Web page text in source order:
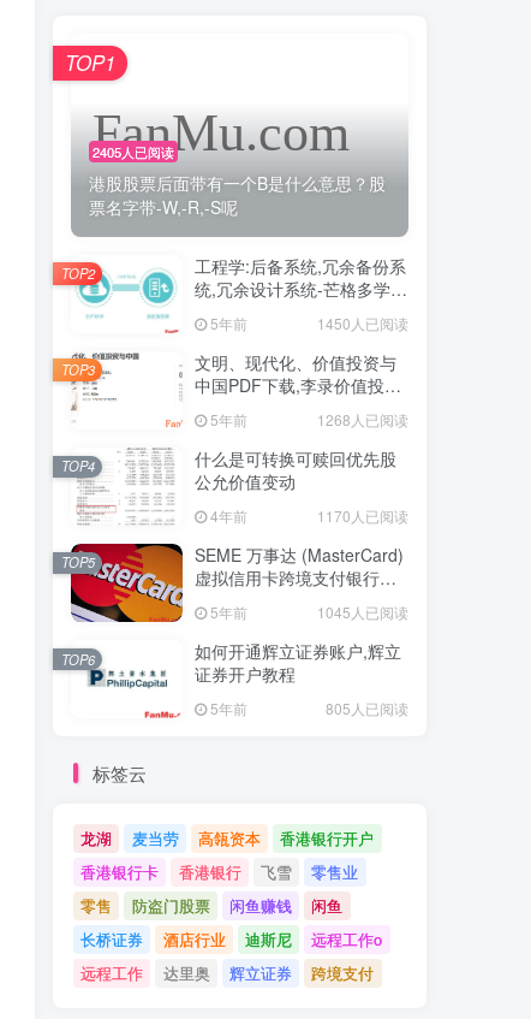
2405人已阅读
港股股票后面带有一个B是什么意思？股
票名字带-W,-R,-S呢
TOP1
工程学:后备系统,冗余备份系
统,冗余设计系统-芒格多学科
5年前 1450人已阅读
TOP2
文明、现代化、价值投资与
中国PDF下载,李录价值投资
5年前 1268人已阅读
TOP3
什么是可转换可赎回优先股
公允价值变动
4年前 1170人已阅读
TOP4
SEME 万事达 (MasterCard)
虚拟信用卡跨境支付银行卡
5年前 1045人已阅读
TOP5
如何开通辉立证券账户,辉立
证券开户教程
5年前 805人已阅读
TOP6
标签云
龙湖 麦当劳 高瓴资本
香港银行开户
香港银行卡
香港银行 飞雪
零售业
零售
防盗门股票 闲鱼赚钱
闲鱼
长桥证券
酒店行业 迪斯尼
远程工作o
远程工作
达里奥 辉立证券 跨境支付